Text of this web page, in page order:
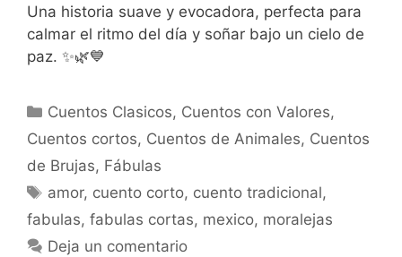
Una historia suave y evocadora, perfecta para
calmar el ritmo del día y soñar bajo un cielo de
paz. ✨🌿💙
Categorías
Cuentos Clasicos, Cuentos con Valores,
Cuentos cortos, Cuentos de Animales, Cuentos
de Brujas, Fábulas
Etiquetas
amor, cuento corto, cuento tradicional,
fabulas, fabulas cortas, mexico, moralejas
Deja un comentario